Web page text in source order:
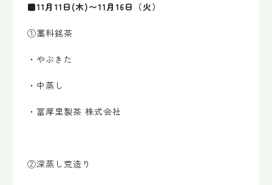
■11月11日(木)〜11月16日（火）
①藁科銘茶
・やぶきた
・中蒸し
・冨厚里製茶 株式会社
②深蒸し荒造り